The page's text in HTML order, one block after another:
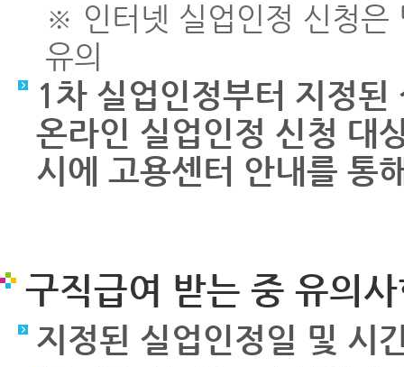
※ 인터넷 실업인정 신청
유의
1차 실업인정부터 지정
온라인 실업인정 신청 대
시에 고용센터 안내를 통
구직급여 받는 중 유의
지정된 실업인정일 및 시